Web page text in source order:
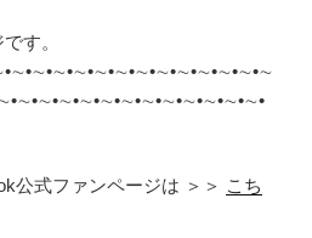
す。
公式ファンページは ＞＞ こち